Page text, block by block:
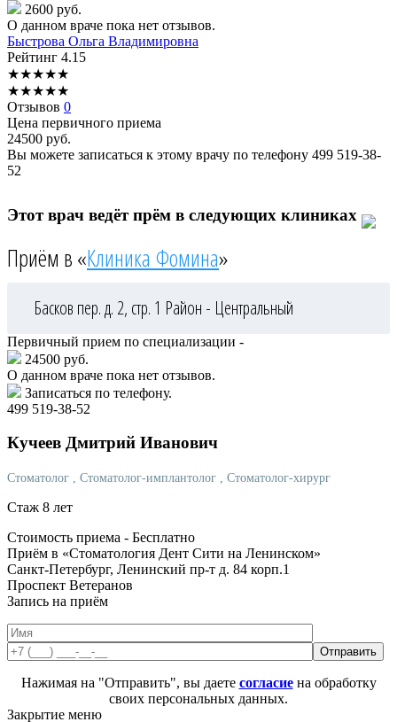
2600 руб.
О данном враче пока нет отзывов.
Быстрова Ольга Владимировна
Рейтинг 4.15
★★★★★
★★★★★
Отзывов 0
Цена первичного приема
24500 руб.
Вы можете записаться к этому врачу по телефону 499 519-38-
52
Этот врач ведёт прём в следующих клиниках
Приём в «Клиника Фомина»
Басков пер. д. 2, стр. 1 Район - Центральный
Первичный прием по специализации -
24500 руб.
О данном враче пока нет отзывов.
Записаться по телефону.
499 519-38-52
Кучеев Дмитрий Иванович
Стоматолог , Стоматолог-имплантолог , Стоматолог-хирург
Стаж 8 лет
Стоимость приема - Бесплатно
Приём в «Стоматология Дент Сити на Ленинском»
Санкт-Петербург, Ленинский пр-т д. 84 корп.1
Проспект Ветеранов
Запись на приём
Нажимая на "Отправить", вы даете согласиена обработку
своих персональных данных.
Закрытие меню